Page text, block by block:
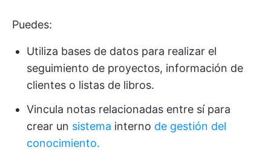
Puedes:
Utiliza bases de datos para realizar el
seguimiento de proyectos, información de
clientes o listas de libros.
Vincula notas relacionadas entre sí para
crear un sistema interno de gestión del
conocimiento.